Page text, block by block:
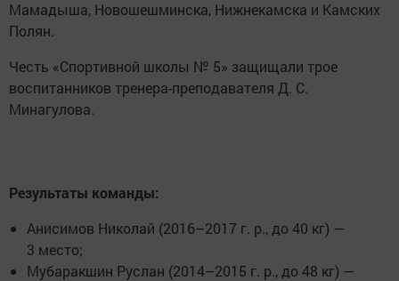
Мамадыша, Новошешминска, Нижнекамска и Камских
Полян.
Честь «Спортивной школы № 5» защищали трое
воспитанников тренера-преподавателя Д. С.
Минагулова.
Результаты команды:
Анисимов Николай (2016–2017 г. р., до 40 кг) —
3 место;
Мубаракшин Руслан (2014–2015 г. р., до 48 кг) —